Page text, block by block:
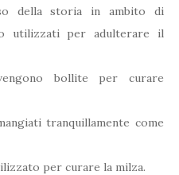
della storia in ambito di
utilizzati per adulterare il
bollite per curare
tranquillamente come
per curare la milza.